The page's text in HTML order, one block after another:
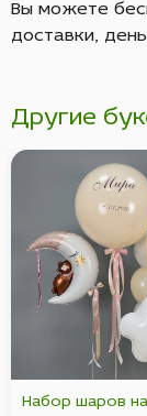
Вы можете
доставки,
Другие
Набор шаров